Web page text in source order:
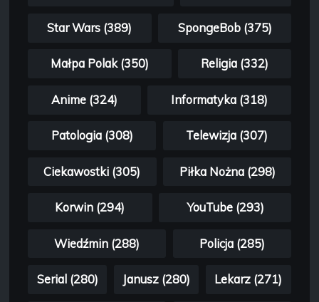
Star Wars (389) SpongeBob (375)
Małpa Polak (350) Religia (332)
Anime (324) Informatyka (318)
Patologia (308) Telewizja (307)
Ciekawostki (305) Piłka Nożna (298)
Korwin (294) YouTube (293)
Wiedźmin (288) Policja (285)
Serial (280) Janusz (280) Lekarz (271)